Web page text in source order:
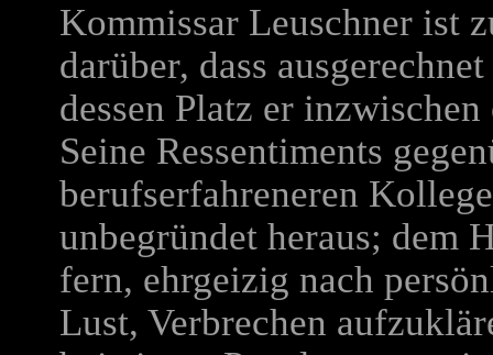
Kommissar Leuschner ist
darüber, dass
dessen Platz er
Seine Ressentiments
berufserfahreneren
unbegründet heraus; dem
fern, ehrgeizig nach
Lust, Verbrechen